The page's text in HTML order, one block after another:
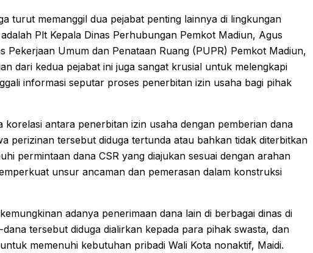
turut memanggil dua pejabat penting lainnya di lingkungan
Plt Kepala Dinas Perhubungan Pemkot Madiun, Agus
Pekerjaan Umum dan Penataan Ruang (PUPR) Pemkot Madiun,
dari kedua pejabat ini juga sangat krusial untuk melengkapi
informasi seputar proses penerbitan izin usaha bagi pihak
korelasi antara penerbitan izin usaha dengan pemberian dana
perizinan tersebut diduga tertunda atau bahkan tidak diterbitkan
permintaan dana CSR yang diajukan sesuai dengan arahan
unsur ancaman dan pemerasan dalam konstruksi
adanya penerimaan dana lain di berbagai dinas di
tersebut diduga dialirkan kepada para pihak swasta, dan
memenuhi kebutuhan pribadi Wali Kota nonaktif, Maidi.